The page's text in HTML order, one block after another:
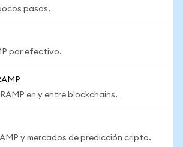
pasos.
por efectivo.
en y entre blockchains.
y mercados de predicción cripto.